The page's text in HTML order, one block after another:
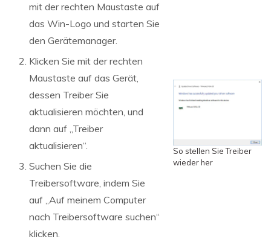
mit der rechten Maustaste auf
das Win-Logo und starten Sie
den Gerätemanager.
Klicken Sie mit der rechten
Maustaste auf das Gerät,
dessen Treiber Sie
aktualisieren möchten, und
dann auf „Treiber
aktualisieren“.
Suchen Sie die
Treibersoftware, indem Sie
auf „Auf meinem Computer
nach Treibersoftware suchen“
klicken.
So stellen Sie Treiber
wieder her